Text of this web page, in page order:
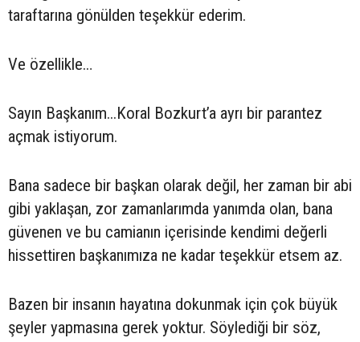
taraftarına gönülden teşekkür ederim.
Ve özellikle…
Sayın Başkanım...Koral Bozkurt’a ayrı bir parantez
açmak istiyorum.
Bana sadece bir başkan olarak değil, her zaman bir abi
gibi yaklaşan, zor zamanlarımda yanımda olan, bana
güvenen ve bu camianın içerisinde kendimi değerli
hissettiren başkanımıza ne kadar teşekkür etsem az.
Bazen bir insanın hayatına dokunmak için çok büyük
şeyler yapmasına gerek yoktur. Söylediği bir söz,